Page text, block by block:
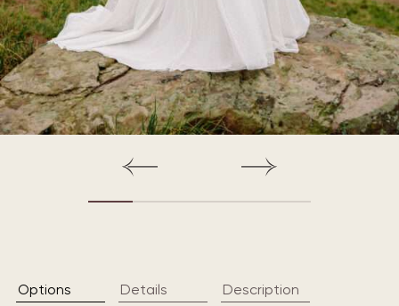
Options Details Description